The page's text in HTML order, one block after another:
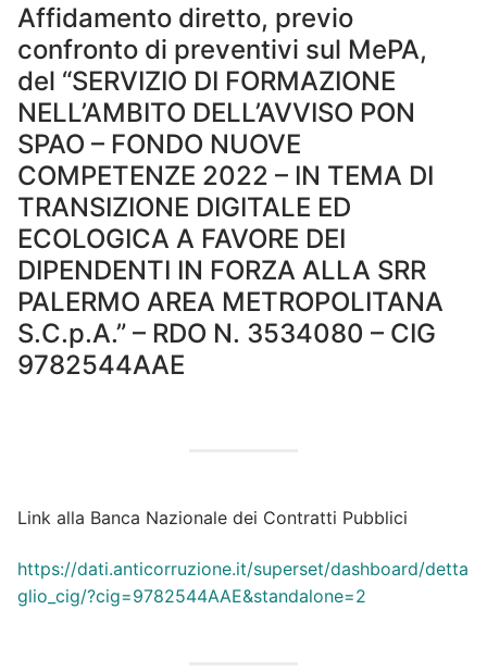
Affidamento diretto, previo
confronto di preventivi sul MePA,
del “SERVIZIO DI FORMAZIONE
NELL’AMBITO DELL’AVVISO PON
SPAO – FONDO NUOVE
COMPETENZE 2022 – IN TEMA DI
TRANSIZIONE DIGITALE ED
ECOLOGICA A FAVORE DEI
DIPENDENTI IN FORZA ALLA SRR
PALERMO AREA METROPOLITANA
S.C.p.A.” – RDO N. 3534080 – CIG
9782544AAE
Link alla Banca Nazionale dei Contratti Pubblici
https://dati.anticorruzione.it/superset/dashboard/detta
glio_cig/?cig=9782544AAE&standalone=2